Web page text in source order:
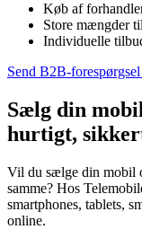
Køb af
Store mængder
Individuelle
Send B2B-forespørgsel
Sælg din
hurtigt,
Vil du sælge din mobil
samme? Hos
smartphones, tablets,
online.